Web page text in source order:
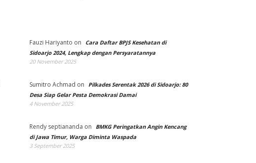
Fauzi Hariyanto on
Cara Daftar BPJS Kesehatan di
Sidoarjo 2024, Lengkap dengan Persyaratannya
20 November 2025
Sumitro Achmad on
Pilkades Serentak 2026 di Sidoarjo: 80
Desa Siap Gelar Pesta Demokrasi Damai
4 November 2025
Rendy septiananda on
BMKG Peringatkan Angin Kencang
di Jawa Timur, Warga Diminta Waspada
3 September 2025